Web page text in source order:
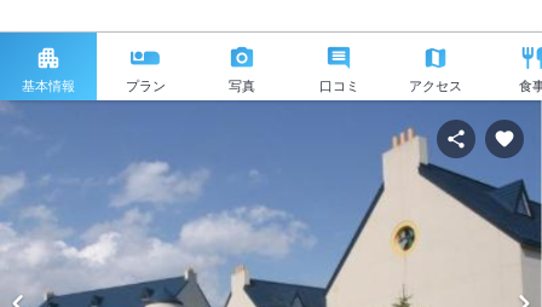
基本情報 プラン 写真 口コミ アクセス 食